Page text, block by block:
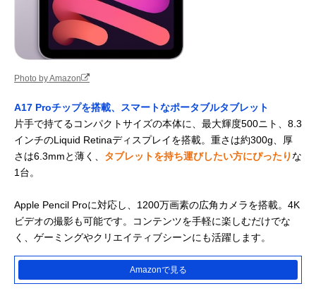
Photo by Amazon
A17 Proチップを搭載、スマートなポータブルタブレット
片手で持てるコンパクトサイズの本体に、最大輝度500ニト、8.3
インチのLiquid Retinaディスプレイを搭載。重さは約300g、厚
さは6.3mmと薄く、 タブレットを持ち運びしたい方にぴったり な
1台。
Apple Pencil Proに対応し、1200万画素の広角カメラを搭載。4K
ビデオの撮影も可能です。コンテンツを手軽に楽しむだけでな
く、ゲーミングやクリエイティブシーンにも活躍します。
Amazonで見る